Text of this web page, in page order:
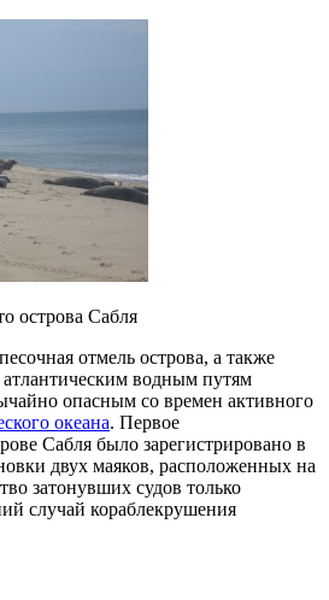
острова Сабля
отмель острова, а также
водным путям
опасным со времен активного
океана. Первое
Сабля было зарегистрировано в
двух маяков, расположенных на
затонувших судов только
случай кораблекрушения